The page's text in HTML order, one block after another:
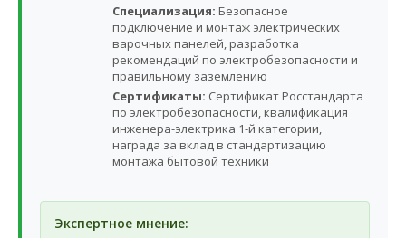
Специализация: Безопасное
подключение и монтаж электрических
варочных панелей, разработка
рекомендаций по электробезопасности и
правильному заземлению
Сертификаты: Сертификат Росстандарта
по электробезопасности, квалификация
инженера-электрика 1-й категории,
награда за вклад в стандартизацию
монтажа бытовой техники
Экспертное мнение: